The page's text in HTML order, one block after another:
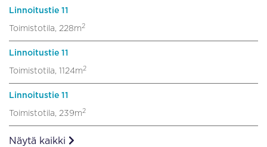
Linnoitustie 11
Toimistotila, 228m2
Linnoitustie 11
Toimistotila, 1124m2
Linnoitustie 11
Toimistotila, 239m2
Näytä kaikki